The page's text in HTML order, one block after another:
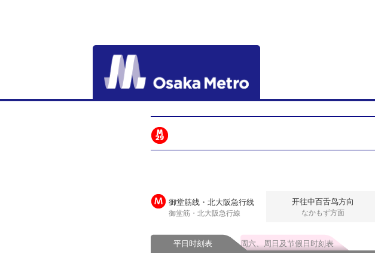
御堂筋线・北大阪急行线
御堂筋・北大阪急行線
开往中百舌鸟方向
なかもず方面
平日时刻表 周六、周日及节假日时刻表